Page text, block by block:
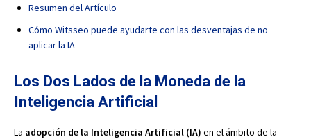
Resumen del Artículo
Cómo Witsseo puede ayudarte con las desventajas de no
aplicar la IA
Los Dos Lados de la Moneda de la
Inteligencia Artificial
La adopción de la Inteligencia Artificial (IA) en el ámbito de la